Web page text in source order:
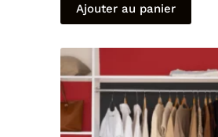
Ajouter au panier